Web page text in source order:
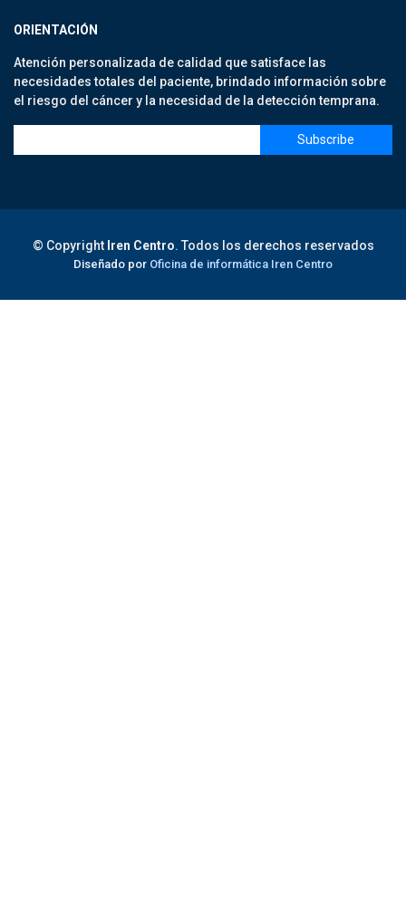
ORIENTACIÓN
Atención personalizada de calidad que satisface las
necesidades totales del paciente, brindado información sobre
el riesgo del cáncer y la necesidad de la detección temprana.
© Copyright Iren Centro. Todos los derechos reservados
Diseñado por Oficina de informática Iren Centro